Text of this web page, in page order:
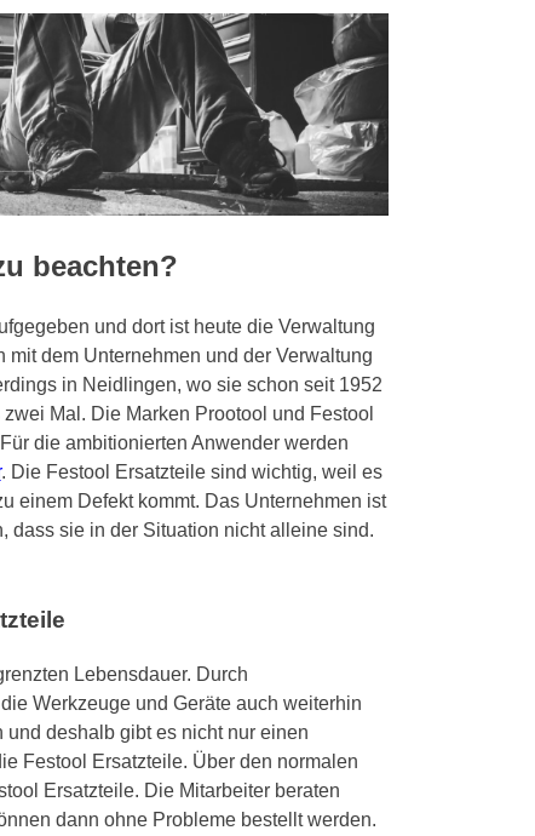
beachten?
und dort ist heute die Verwaltung
dem Unternehmen und der Verwaltung
in Neidlingen, wo sie schon seit 1952
Mal. Die Marken Prootool und Festool
die ambitionierten Anwender werden
. Die Festool Ersatzteile sind wichtig, weil es
einem Defekt kommt. Das Unternehmen ist
dass sie in der Situation nicht alleine sind.
Lebensdauer. Durch
Werkzeuge und Geräte auch weiterhin
deshalb gibt es nicht nur einen
Festool Ersatzteile. Über den normalen
Ersatzteile. Die Mitarbeiter beraten
dann ohne Probleme bestellt werden.